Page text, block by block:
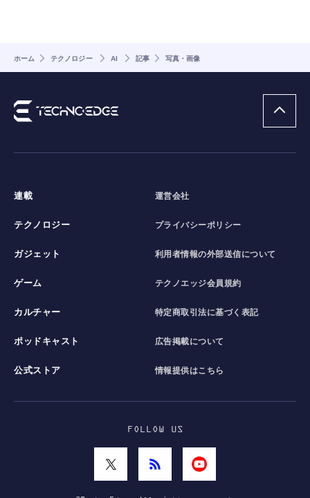
ホーム テクノロジー AI 記事 写真・画像
連載
テクノロジー
ガジェット
ゲーム
カルチャー
ポッドキャスト
公式ストア
運営会社
プライバシーポリシー
利用者情報の外部送信について
テクノエッジ会員規約
特定商取引法に基づく表記
広告掲載について
情報提供はこちら
FOLLOW US